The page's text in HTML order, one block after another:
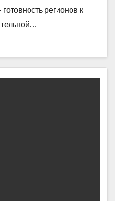
регионов к